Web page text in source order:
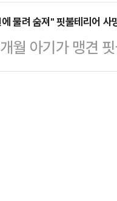
지게 된…
모르는 탄핵 대
쳤다. 충분히
집계됐다.다만
량 걸리는 것으
서둘러야 된다
물려 숨져" 핏불테리어
월 아기가 맹견
간) 더선에 따르